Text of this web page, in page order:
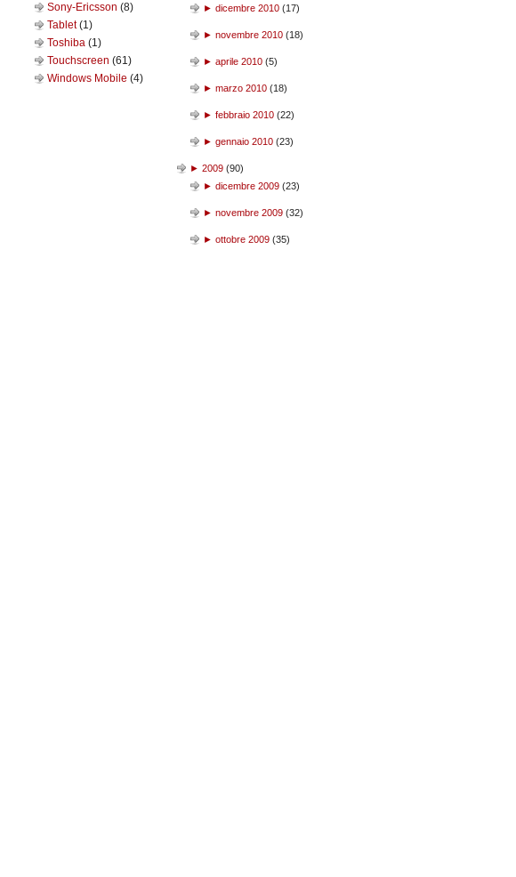
Sony-Ericsson (8)
Tablet(1)
Toshiba (1)
Touchscreen (61)
Windows Mobile (4)
► dicembre 2010 (17)
► novembre 2010 (18)
► aprile 2010 (5)
► marzo 2010 (18)
► febbraio 2010 (22)
► gennaio 2010 (23)
► 2009 (90)
► dicembre 2009 (23)
► novembre 2009 (32)
► ottobre 2009 (35)